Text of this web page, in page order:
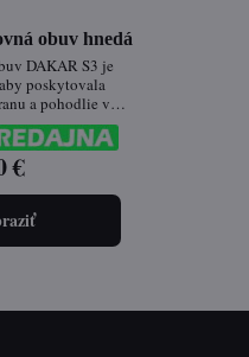
obuv hnedá
DAKAR S3 je
poskytovala
a pohodlie v
podmienkach. Je
v stavebníctve,
logistike či v
sektore.
€